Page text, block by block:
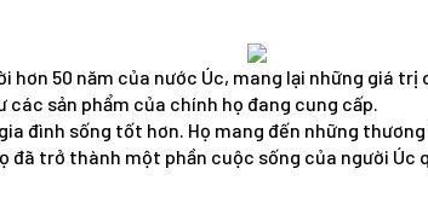
hơn 50 năm của nước Úc, mang lại những giá
các sản phẩm của chính họ đang cung cấp.
đình sống tốt hơn. Họ mang đến những
đã trở thành một phần cuộc sống của người Úc